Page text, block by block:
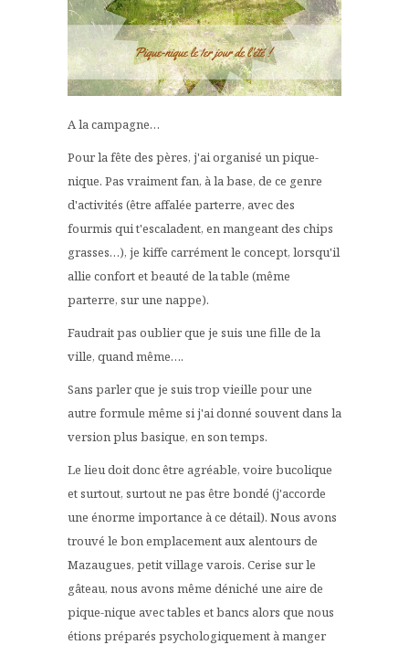
A la campagne…
Pour la fête des pères, j'ai organisé un pique-
nique. Pas vraiment fan, à la base, de ce genre
d'activités (être affalée parterre, avec des
fourmis qui t'escaladent, en mangeant des chips
grasses…), je kiffe carrément le concept, lorsqu'il
allie confort et beauté de la table (même
parterre, sur une nappe).
Faudrait pas oublier que je suis une fille de la
ville, quand même….
Sans parler que je suis trop vieille pour une
autre formule même si j'ai donné souvent dans la
version plus basique, en son temps.
Le lieu doit donc être agréable, voire bucolique
et surtout, surtout ne pas être bondé (j'accorde
une énorme importance à ce détail). Nous avons
trouvé le bon emplacement aux alentours de
Mazaugues, petit village varois. Cerise sur le
gâteau, nous avons même déniché une aire de
pique-nique avec tables et bancs alors que nous
étions préparés psychologiquement à manger